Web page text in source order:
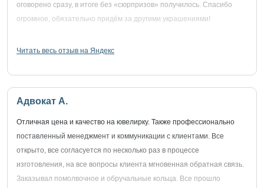
оговорено сразу, в итоге без «сюрпризов» получилось. Спасибо
огромное, обязательно придём за другими украшениями!
Читать весь отзыв на Яндекс
Адвокат А.
Отличная цена и качество на ювелирку. Также профессионально
поставленный менеджмент и коммуникации с клиентами. Все
открыто, все согласуется по несколько раз в процессе
изготовления, на все вопросы клиента мгновенная обратная связь.
Заказывал помолвочное и обручальные кольца. Все прошло